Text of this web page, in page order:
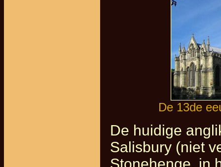
De 13de
De huidige
Salisbury (niet